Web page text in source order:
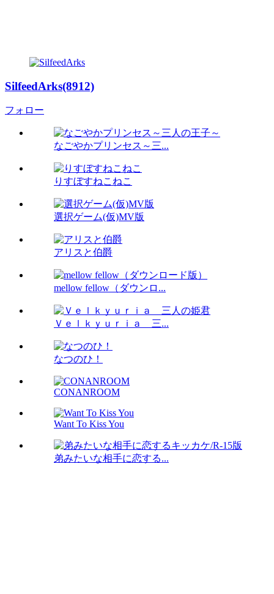
SilfeedArks(8912)
フォロー
なごやかプリンセス～三...
りすぼすねこねこ
選択ゲーム(仮)MV版
アリスと伯爵
mellow fellow（ダウンロ...
Ｖｅｌｋｙｕｒｉａ 三...
なつのひ！
CONANROOM
Want To Kiss You
弟みたいな相手に恋する...